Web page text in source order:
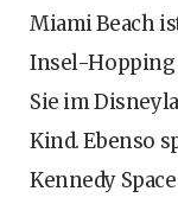
Miami Beach
Insel-Hopping
Sie im
Kind. Ebenso
Kennedy